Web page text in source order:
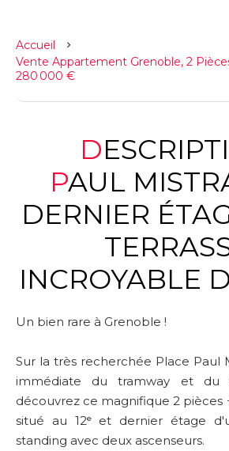
Accueil
Vente Appartement Grenoble, 2
280 000 €
PAUL MISTRAL EN
DERNIER
INCROYABLE
Un bien rare à Grenoble !
Sur la très recherchée Place Paul
immédiate du tramway et du
découvrez ce magnifique 2 pièces
situé au 12ᵉ et dernier étage
standing avec deux ascenseurs.